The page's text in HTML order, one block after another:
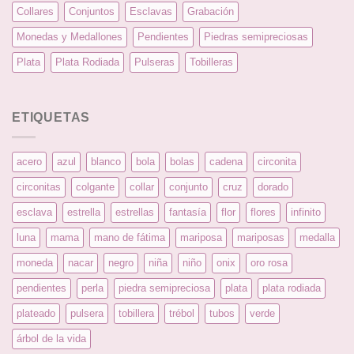
Collares Conjuntos Esclavas Grabación
Monedas y Medallones Pendientes Piedras semipreciosas
Plata Plata Rodiada Pulseras Tobilleras
ETIQUETAS
acero azul blanco bola bolas cadena circonita
circonitas colgante collar conjunto cruz dorado
esclava estrella estrellas fantasía flor flores infinito
luna mama mano de fátima mariposa mariposas medalla
moneda nacar negro niña niño onix oro rosa
pendientes perla piedra semipreciosa plata plata rodiada
plateado pulsera tobillera trébol tubos verde
árbol de la vida